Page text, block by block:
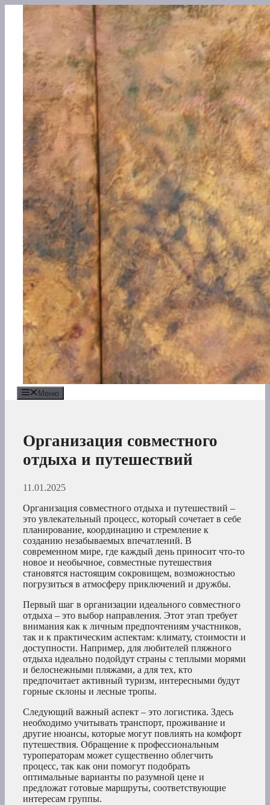
Перейти
Меню
Организация совместного
отдыха и путешествий
11.01.2025
Организация совместного отдыха и путешествий –
это увлекательный процесс, который сочетает в себе
планирование, координацию и стремление к
созданию незабываемых впечатлений. В
современном мире, где каждый день приносит что-то
новое и необычное, совместные путешествия
становятся настоящим сокровищем, возможностью
погрузиться в атмосферу приключений и дружбы.
Первый шаг в организации идеального совместного
отдыха – это выбор направления. Этот этап требует
внимания как к личным предпочтениям участников,
так и к практическим аспектам: климату, стоимости и
доступности. Например, для любителей пляжного
отдыха идеально подойдут страны с теплыми морями
и белоснежными пляжами, а для тех, кто
предпочитает активный туризм, интересными будут
горные склоны и лесные тропы.
Следующий важный аспект – это логистика. Здесь
необходимо учитывать транспорт, проживание и
другие нюансы, которые могут повлиять на комфорт
путешествия. Обращение к профессиональным
туроператорам может существенно облегчить
процесс, так как они помогут подобрать
оптимальные варианты по разумной цене и
предложат готовые маршруты, соответствующие
интересам группы.